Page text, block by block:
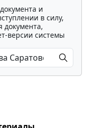
и
в силу,
документа,
версии системы